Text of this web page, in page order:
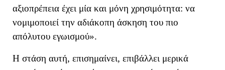
αξιοπρέπεια έχει μία και μόνη χρησιμότητα: να
νομιμοποιεί την αδιάκοπη άσκηση του πιο
απόλυτου εγωισμού».
Η στάση αυτή, επισημαίνει, επιβάλλει μερικά